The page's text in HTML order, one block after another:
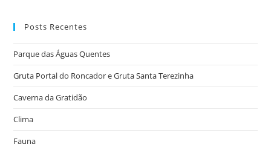
Posts Recentes
Parque das Águas Quentes
Gruta Portal do Roncador e Gruta Santa Terezinha
Caverna da Gratidão
Clima
Fauna